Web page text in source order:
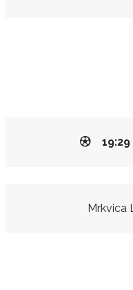
19:29
Mrkvica